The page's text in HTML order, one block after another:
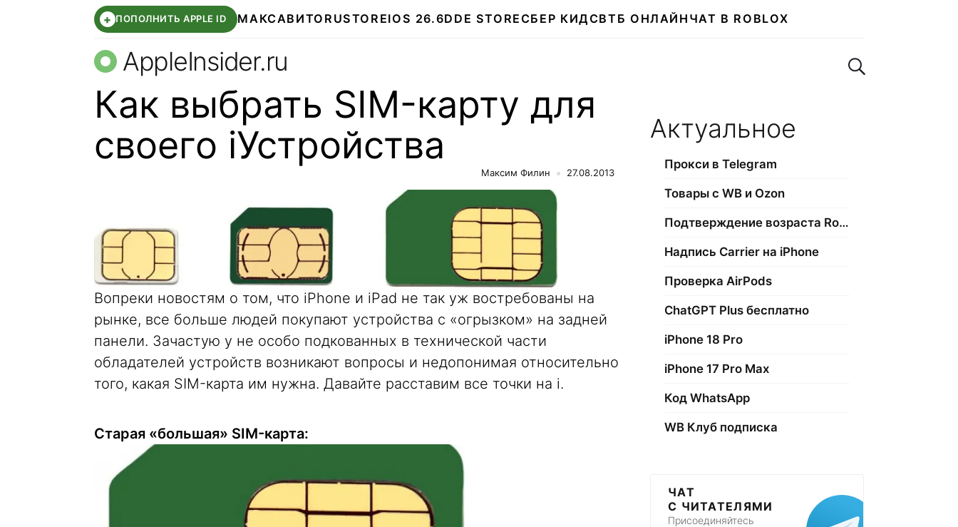
+ ПОПОЛНИТЬ APPLE ID МАКСАВИТО RUSTOREIOS 26.6DDE STORE СБЕР КИДСВТБ ОНЛАЙН ЧАТ В ROBLOX
AppleInsider.ru Поиск по сайту
Как выбрать SIM-карту для
своего iУстройства
Максим Филин 27.08.2013
Вопреки новостям о том, что iPhone и iPad не так уж востребованы на
рынке, все больше людей покупают устройства с «огрызком» на задней
панели. Зачастую у не особо подкованных в технической части
обладателей устройств возникают вопросы и недопонимая относительно
того, какая SIM-карта им нужна. Давайте расставим все точки на i.
Старая «большая» SIM-карта:
Актуальное
Прокси в Telegram
Товары с WB и Ozon
Подтверждение возраста Roblox
Надпись Carrier на iPhone
Проверка AirPods
ChatGPT Plus бесплатно
iPhone 18 Pro
iPhone 17 Pro Max
Код WhatsApp
WB Клуб подписка
ЧАТ
С ЧИТАТЕЛЯМИ
Присоединяйтесь